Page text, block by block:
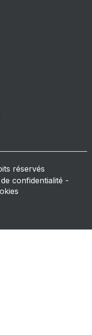
réservés
confidentialité -